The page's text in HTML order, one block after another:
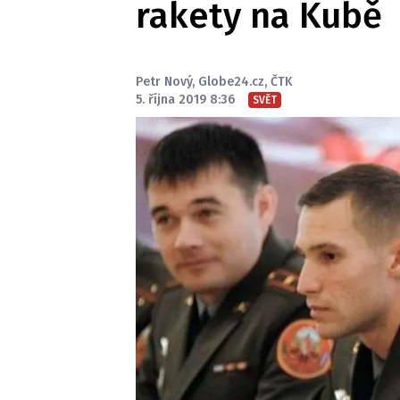
rakety na Kubě
Petr Nový, Globe24.cz, ČTK
5. října 2019 8:36
SVĚT